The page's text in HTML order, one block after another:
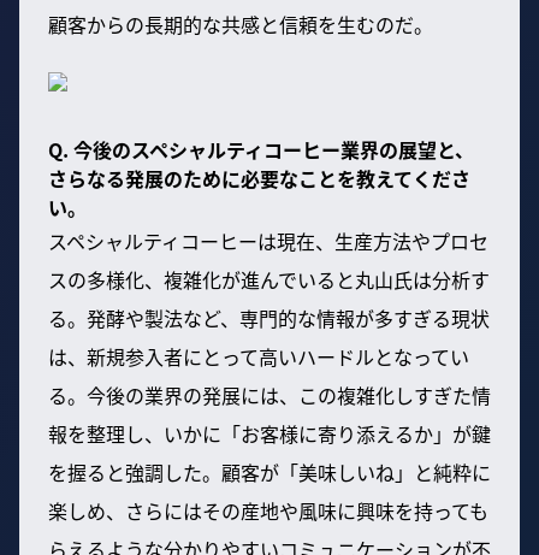
顧客からの長期的な共感と信頼を生むのだ。
Q. 今後のスペシャルティコーヒー業界の展望と、
さらなる発展のために必要なことを教えてくださ
い。
スペシャルティコーヒーは現在、生産方法やプロセ
スの多様化、複雑化が進んでいると丸山氏は分析す
る。発酵や製法など、専門的な情報が多すぎる現状
は、新規参入者にとって高いハードルとなってい
る。今後の業界の発展には、この複雑化しすぎた情
報を整理し、いかに「お客様に寄り添えるか」が鍵
を握ると強調した。顧客が「美味しいね」と純粋に
楽しめ、さらにはその産地や風味に興味を持っても
らえるような分かりやすいコミュニケーションが不